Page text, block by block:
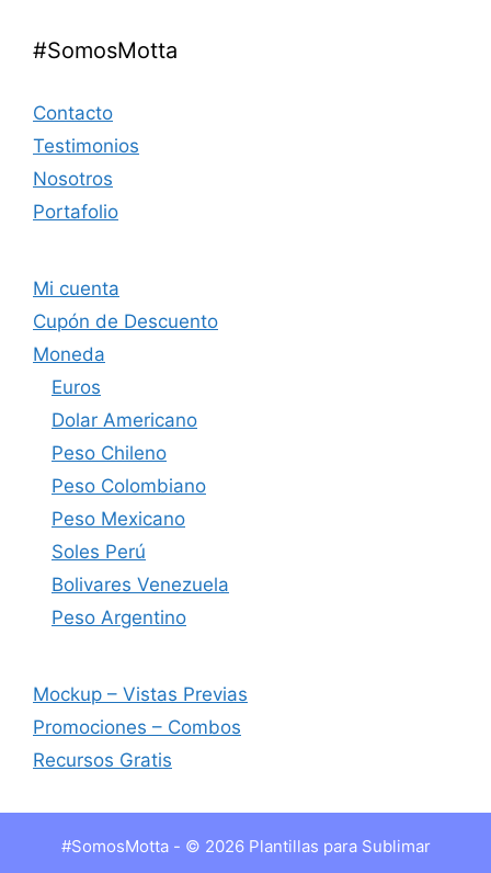
#SomosMotta
Contacto
Testimonios
Nosotros
Portafolio
Mi cuenta
Cupón de Descuento
Moneda
Euros
Dolar Americano
Peso Chileno
Peso Colombiano
Peso Mexicano
Soles Perú
Bolivares Venezuela
Peso Argentino
Mockup – Vistas Previas
Promociones – Combos
Recursos Gratis
#SomosMotta - © 2026 Plantillas para Sublimar